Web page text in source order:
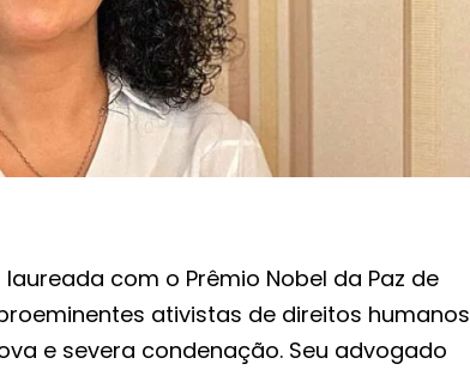
com o Prêmio Nobel da Paz de
ativistas de direitos humanos
e severa condenação. Seu advogado